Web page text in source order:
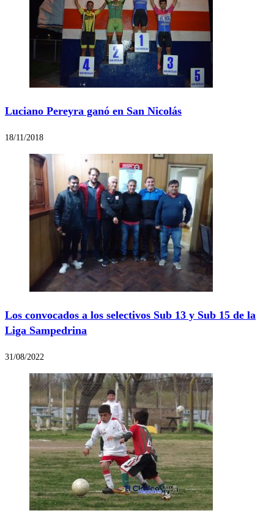
Luciano Pereyra ganó en San Nicolás
18/11/2018
Los convocados a los selectivos Sub 13 y Sub 15 de la
Liga Sampedrina
31/08/2022